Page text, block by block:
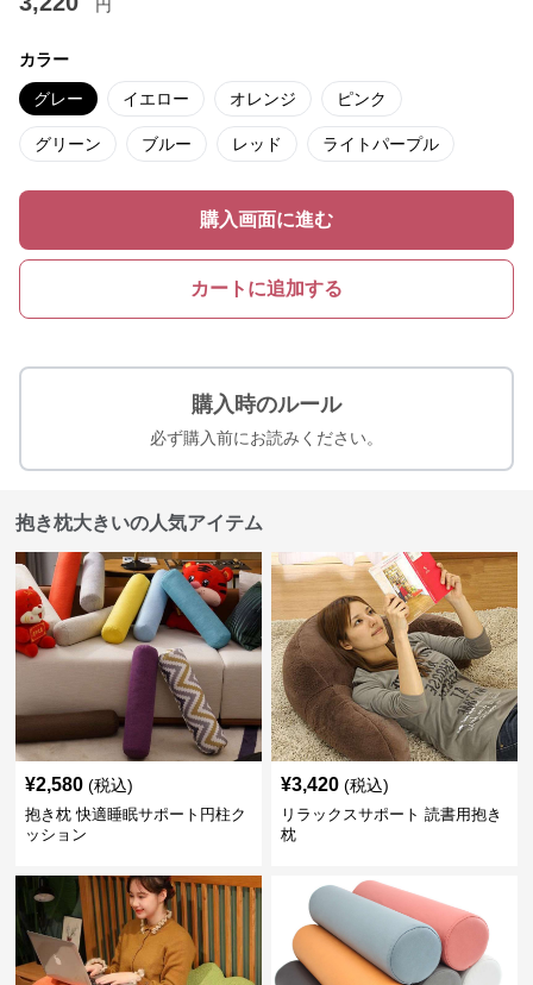
円
カラー
グレー イエロー オレンジ ピンク
グリーン ブルー レッド ライトパープル
購入画面に進む
カートに追加する
購入時のルール
必ず購入前にお読みください。
抱き枕大きいの人気アイテム
¥2,580 (税込)
抱き枕 快適睡眠サポート円柱ク
ッション
¥3,420 (税込)
リラックスサポート 読書用抱き
枕